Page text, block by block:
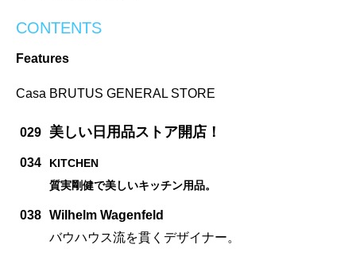
CONTENTS
Features
Casa BRUTUS GENERAL STORE
029 美しい日用品ストア開店！
034
KITCHEN
質実剛健で美しいキッチン用品。
038 Wilhelm Wagenfeld
バウハウス流を貫くデザイナー。